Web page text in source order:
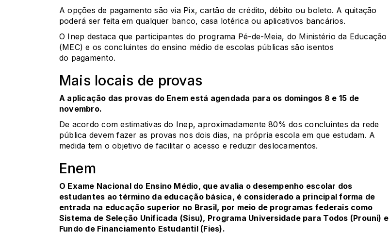
A opções de pagamento são via Pix, cartão de crédito, débito ou boleto. A quitação
poderá ser feita em qualquer banco, casa lotérica ou aplicativos bancários.
O Inep destaca que participantes do programa Pé-de-Meia, do Ministério da Educação
(MEC) e os concluintes do ensino médio de escolas públicas são isentos
do pagamento.
Mais locais de provas
A aplicação das provas do Enem está agendada para os domingos 8 e 15 de
novembro.
De acordo com estimativas do Inep, aproximadamente 80% dos concluintes da rede
pública devem fazer as provas nos dois dias, na própria escola em que estudam. A
medida tem o objetivo de facilitar o acesso e reduzir deslocamentos.
Enem
O Exame Nacional do Ensino Médio, que avalia o desempenho escolar dos
estudantes ao término da educação básica, é considerado a principal forma de
entrada na educação superior no Brasil, por meio de programas federais como
Sistema de Seleção Unificada (Sisu), Programa Universidade para Todos (Prouni) e
Fundo de Financiamento Estudantil (Fies).